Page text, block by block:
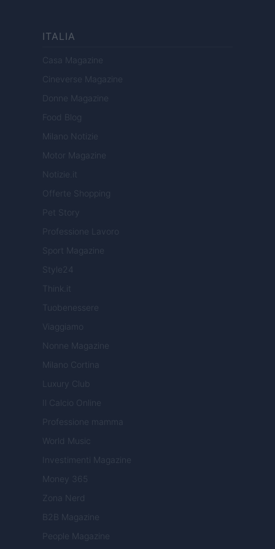
ITALIA
Casa Magazine
Cineverse Magazine
Donne Magazine
Food Blog
Milano Notizie
Motor Magazine
Notizie.it
Offerte Shopping
Pet Story
Professione Lavoro
Sport Magazine
Style24
Think.it
Tuobenessere
Viaggiamo
Nonne Magazine
Milano Cortina
Luxury Club
Il Calcio Online
Professione mamma
World Music
Investimenti Magazine
Money 365
Zona Nerd
B2B Magazine
People Magazine